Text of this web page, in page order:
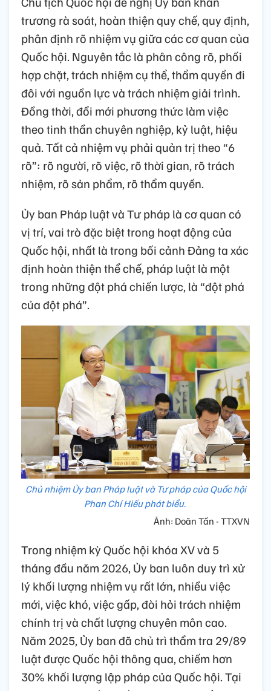
trương rà soát, hoàn thiện quy chế, quy định,
phân định rõ nhiệm vụ giữa các cơ quan của
Quốc hội. Nguyên tắc là phân công rõ, phối
hợp chặt, trách nhiệm cụ thể, thẩm quyền đi
đôi với nguồn lực và trách nhiệm giải trình.
Đồng thời, đổi mới phương thức làm việc
theo tinh thần chuyên nghiệp, kỷ luật, hiệu
quả. Tất cả nhiệm vụ phải quản trị theo “6
rõ”: rõ người, rõ việc, rõ thời gian, rõ trách
nhiệm, rõ sản phẩm, rõ thẩm quyền.
Ủy ban Pháp luật và Tư pháp là cơ quan có
vị trí, vai trò đặc biệt trong hoạt động của
Quốc hội, nhất là trong bối cảnh Đảng ta xác
định hoàn thiện thể chế, pháp luật là một
trong những đột phá chiến lược, là “đột phá
của đột phá”.
Chủ nhiệm Ủy ban Pháp luật và Tư pháp của Quốc hội
Phan Chí Hiếu phát biểu.
Ảnh: Doãn Tấn - TTXVN
Trong nhiệm kỳ Quốc hội khóa XV và 5
tháng đầu năm 2026, Ủy ban luôn duy trì xử
lý khối lượng nhiệm vụ rất lớn, nhiều việc
mới, việc khó, việc gấp, đòi hỏi trách nhiệm
chính trị và chất lượng chuyên môn cao.
Năm 2025, Ủy ban đã chủ trì thẩm tra 29/89
luật được Quốc hội thông qua, chiếm hơn
30% khối lượng lập pháp của Quốc hội. Tại